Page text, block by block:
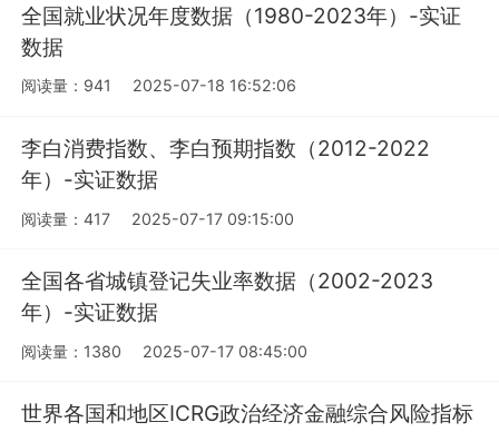
全国就业状况年度数据（1980-2023年）-实证
数据
阅读量：941 2025-07-18 16:52:06
李白消费指数、李白预期指数（2012-2022
年）-实证数据
阅读量：417 2025-07-17 09:15:00
全国各省城镇登记失业率数据（2002-2023
年）-实证数据
阅读量：1380 2025-07-17 08:45:00
世界各国和地区ICRG政治经济金融综合风险指标